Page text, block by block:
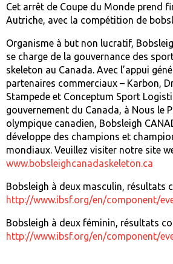
Cet arrêt de Coupe du Monde prend
Autriche, avec la compétition de
Organisme à but non lucratif,
se charge de la gouvernance des
skeleton au Canada. Avec l’appui
partenaires commerciaux – Karbon,
Stampede et Conceptum Sport
gouvernement du Canada, à Nous le
olympique canadien, Bobsleigh
développe des champions et
mondiaux. Veuillez visiter notre site
www.bobsleighcanadaskeleton.ca
Bobsleigh à deux masculin, résultats
http://www.ibsf.org/en/component/
Bobsleigh à deux féminin, résultats
http://www.ibsf.org/en/component/